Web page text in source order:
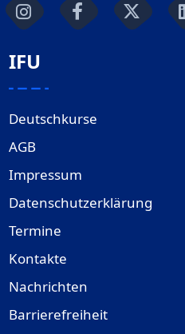
IFU
Deutschkurse
AGB
Impressum
Datenschutzerklärung
Termine
Kontakte
Nachrichten
Barrierefreiheit